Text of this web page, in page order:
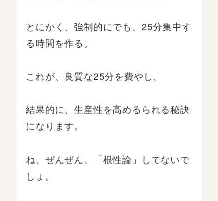
とにかく、強制的にでも、25分集中す
る時間を作る。
これが、良質な25分を費やし、
結果的に、生産性を高めるられる秘訣
になります。
ね、ぜんぜん、「根性論」してないで
しょ。